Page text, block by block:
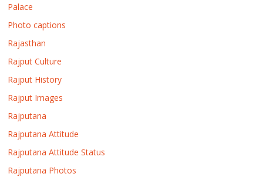
Palace
Photo captions
Rajasthan
Rajput Culture
Rajput History
Rajput Images
Rajputana
Rajputana Attitude
Rajputana Attitude Status
Rajputana Photos